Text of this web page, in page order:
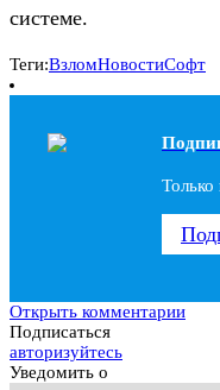
системе.
Теги:ВзломНовостиСофт
Открыть комментарии
Подписаться
авторизуйтесь
Уведомить о